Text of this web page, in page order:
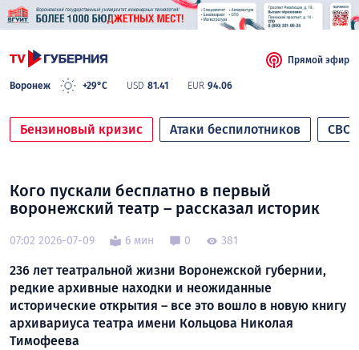
Воронеж +29°C USD 81.41 EUR 94.06
Прямой эфир
Бензиновый кризис Атаки беспилотников СВО
Кого пускали бесплатно в первый
воронежский театр – рассказал историк
07:02 2026-07-09 6 мин 0 381
236 лет театральной жизни Воронежской губернии,
редкие архивные находки и неожиданные
исторические открытия – все это вошло в новую книгу
архивариуса театра имени Кольцова Николая
Тимофеева